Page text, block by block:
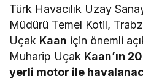
Türk Havacılık Uzay
Müdürü Temel Kotil,
Uçak Kaan için önemli
Muharip Uçak Kaan’ın
yerli motor ile